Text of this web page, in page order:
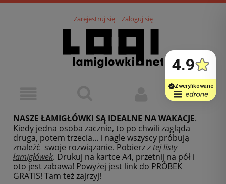
Zarejestruj się Zaloguj się
NASZE ŁAMIGŁÓWKI SĄ IDEALNE NA WAKACJE.
Kiedy jedna osoba zacznie, to po chwili zagląda
druga, potem trzecia... i nagle wszyscy próbują
znaleźć swoje rozwiązanie. Pobierzz tej listy
łamigłówek. Drukuj na kartce A4, przetnij na pół i
oto jest zabawa! Powyżej jest link do PRÓBEK
GRATIS! Tam też zajrzyj!